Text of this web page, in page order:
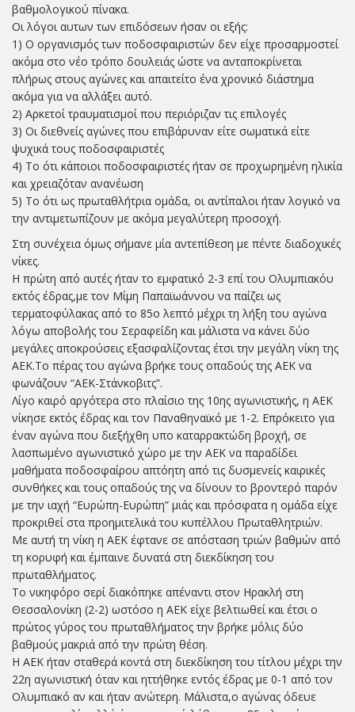
βαθμολογικού πίνακα.
Οι λόγοι αυτων των επιδόσεων ήσαν οι εξής:
1) Ο οργανισμός των ποδοσφαιριστών δεν είχε προσαρμοστεί
ακόμα στο νέο τρόπο δουλειάς ώστε να ανταποκρίνεται
πλήρως στους αγώνες και απαιτείτο ένα χρονικό διάστημα
ακόμα για να αλλάξει αυτό.
2) Αρκετοί τραυματισμοί που περιόριζαν τις επιλογές
3) Οι διεθνείς αγώνες που επιβάρυναν είτε σωματικά είτε
ψυχικά τους ποδοσφαιριστές
4) Το ότι κάποιοι ποδοσφαιριστές ήταν σε προχωρημένη ηλικία
και χρειαζόταν ανανέωση
5) Το ότι ως πρωταθλήτρια ομάδα, οι αντίπαλοι ήταν λογικό να
την αντιμετωπίζουν με ακόμα μεγαλύτερη προσοχή.
Στη συνέχεια όμως σήμανε μία αντεπίθεση με πέντε διαδοχικές
νίκες.
Η πρώτη από αυτές ήταν το εμφατικό 2-3 επί του Ολυμπιακόυ
εκτός έδρας,με τον Μίμη Παπαϊωάννου να παίζει ως
τερματοφύλακας από το 85ο λεπτό μέχρι τη λήξη του αγώνα
λόγω αποβολής του Σεραφείδη και μάλιστα να κάνει δύο
μεγάλες αποκρούσεις εξασφαλίζοντας έτσι την μεγάλη νίκη της
ΑΕΚ.Το πέρας του αγώνα βρήκε τους οπαδούς της ΑΕΚ να
φωνάζουν “ΑΕΚ-Στάνκοβιτς”.
Λίγο καιρό αργότερα στο πλαίσιο της 10ης αγωνιστικής, η ΑΕΚ
νίκησε εκτός έδρας και τον Παναθηναϊκό με 1-2. Επρόκειτο για
έναν αγώνα που διεξήχθη υπο καταρρακτώδη βροχή, σε
λασπωμένο αγωνιστικό χώρο με την ΑΕΚ να παραδίδει
μαθήματα ποδοσφαίρου απτόητη από τις δυσμενείς καιρικές
συνθήκες και τους οπαδούς της να δίνουν το βροντερό παρόν
με την ιαχή “Ευρώπη-Ευρώπη” μιάς και πρόσφατα η ομάδα είχε
προκριθεί στα προημιτελικά του κυπέλλου Πρωταθλητριών.
Με αυτή τη νίκη η ΑΕΚ έφτανε σε απόσταση τριών βαθμών από
τη κορυφή και έμπαινε δυνατά στη διεκδίκηση του
πρωταθλήματος.
Το νικηφόρο σερί διακόπηκε απέναντι στον Ηρακλή στη
Θεσσαλονίκη (2-2) ωστόσο η ΑΕΚ είχε βελτιωθεί και έτσι ο
πρώτος γύρος του πρωταθλήματος την βρήκε μόλις δύο
βαθμούς μακριά από την πρώτη θέση.
Η ΑΕΚ ήταν σταθερά κοντά στη διεκδίκηση του τίτλου μέχρι την
22η αγωνιστική όταν και ηττήθηκε εντός έδρας με 0-1 από τον
Ολυμπιακό αν και ήταν ανώτερη. Μάλιστα,ο αγώνας όδευε